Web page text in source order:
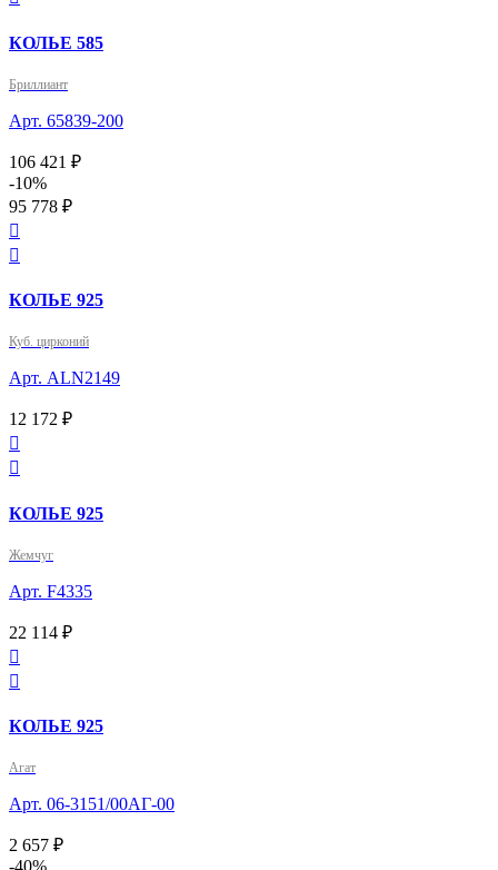
КОЛЬЕ 585
Бриллиант
Арт. 65839-200
106 421 ₽
-10%
95 778 ₽


КОЛЬЕ 925
Куб. цирконий
Арт. ALN2149
12 172 ₽


КОЛЬЕ 925
Жемчуг
Арт. F4335
22 114 ₽


КОЛЬЕ 925
Агат
Арт. 06-3151/00АГ-00
2 657 ₽